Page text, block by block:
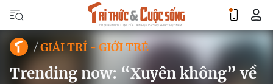
GIẢI TRÍ - GIỚI TRẺ
Trending now: “Xuyên không” về